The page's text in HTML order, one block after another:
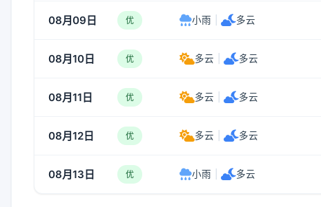
08月09日 优 小雨 多云
08月10日 优 多云 多云
08月11日 优 多云 多云
08月12日 优 多云 多云
08月13日 优 小雨 多云